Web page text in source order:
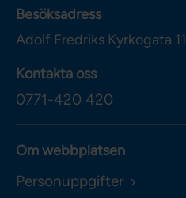
Besöksadress
Adolf Fredriks Kyrkogata 11
Kontakta oss
0771-420 420
Om webbplatsen
Personuppgifter